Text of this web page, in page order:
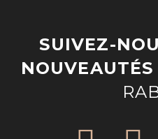
SUIVEZ-
NOUVEAUTÉS